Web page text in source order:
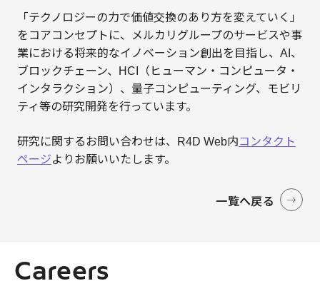
「テクノロジーの力で価値交換のあり方を変えていく」
をコアコンセプトに、メルカリグループのサービスや事
業における将来的なイノベーション創出を目指し、AI、
ブロックチェーン、HCI（ヒューマン・コンピュータ・
インタラクション）、量子コンピューティング、モビリ
ティ等の研究開発を行っています。
研究に関するお問い合わせは、R4D Web内コンタクト
ページよりお願いいたします。
一覧へ戻る
Careers